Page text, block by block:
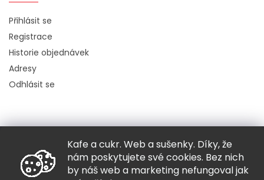
Kafe a cukr. Web a sušenky. Díky, že
nám poskytujete své cookies. Bez nich
by náš web a marketing nefungoval jak
Přihlásit se
Registrace
Historie objednávek
Adresy
Odhlásit se
Copyright 2026Hugo chodí bos. Všechna práva vyhrazena.
Grafický návrh vytvořil a nakódovalShoptak.cz